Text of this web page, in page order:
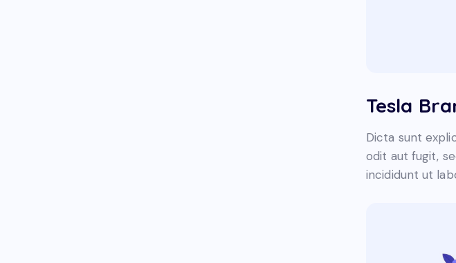
Tesla
Dicta sunt
odit aut fugit,
incididunt ut